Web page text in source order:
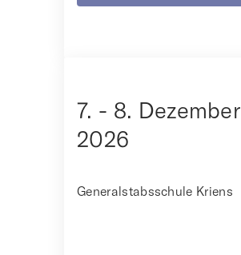
7. - 8. Dezember
2026
Generalstabsschule Kriens